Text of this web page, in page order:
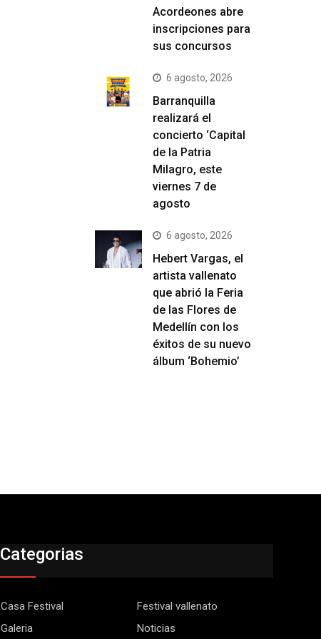
Acordeones abre
inscripciones para
sus concursos
6 agosto, 2026
Barranquilla
realizará el
concierto ‘Capital
de la Patria
Milagro, este
viernes 7 de
agosto
6 agosto, 2026
Hebert Vargas, el
artista vallenato
que abrió la Feria
de las Flores de
Medellín con los
éxitos de su nuevo
álbum ‘Bohemio’
Categorias
Casa Festival
Festival vallenato
Galeria
Noticias